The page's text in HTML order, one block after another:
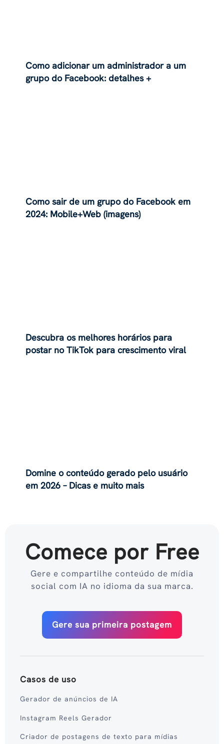
Como adicionar um administrador a um
grupo do Facebook: detalhes +
Como sair de um grupo do Facebook em
2024: Mobile+Web (imagens)
Descubra os melhores horários para
postar no TikTok para crescimento viral
Domine o conteúdo gerado pelo usuário
em 2026 – Dicas e muito mais
Comece por Free
Gere e compartilhe conteúdo de mídia
social com IA no idioma da sua marca.
Gere sua primeira postagem
Casos de uso
Gerador de anúncios de IA
Instagram Reels Gerador
Criador de postagens de texto para mídias